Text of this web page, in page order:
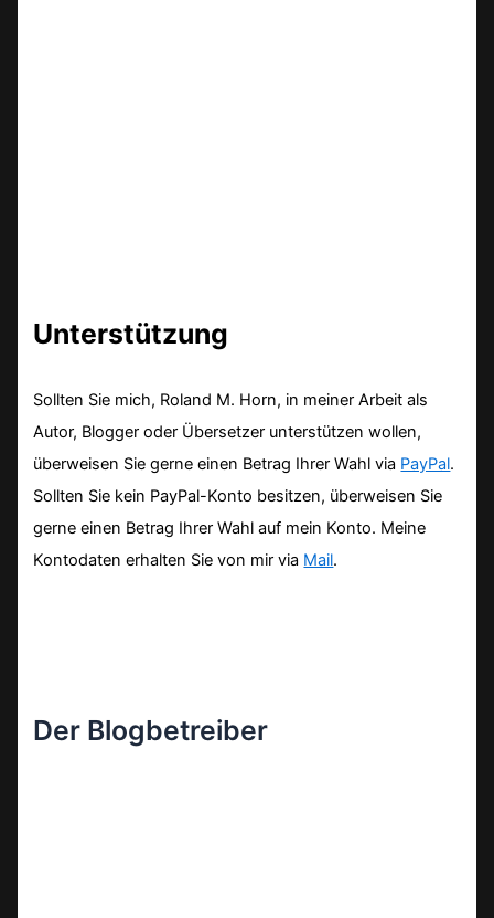
Unterstützung
Sollten Sie mich, Roland M. Horn, in meiner Arbeit als
Autor, Blogger oder Übersetzer unterstützen wollen,
überweisen Sie gerne einen Betrag Ihrer Wahl via PayPal.
Sollten Sie kein PayPal-Konto besitzen, überweisen Sie
gerne einen Betrag Ihrer Wahl auf mein Konto. Meine
Kontodaten erhalten Sie von mir via Mail.
Der Blogbetreiber